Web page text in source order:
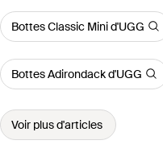
Bottes Classic Mini d'UGG
Bottes Adirondack d'UGG
Voir plus d'articles